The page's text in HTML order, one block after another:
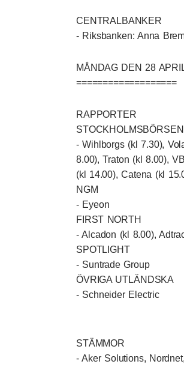
CENTRALBANKER
- Riksbanken: Anna
MÅNDAG DEN 28
===================
RAPPORTER
STOCKHOLMSBÖRSEN
- Wihlborgs (kl 7.30),
8.00), Traton (kl 8.00),
(kl 14.00), Catena (kl
NGM
- Eyeon
FIRST NORTH
- Alcadon (kl 8.00),
SPOTLIGHT
- Suntrade Group
ÖVRIGA UTLÄNDSKA
- Schneider Electric
STÄMMOR
- Aker Solutions,